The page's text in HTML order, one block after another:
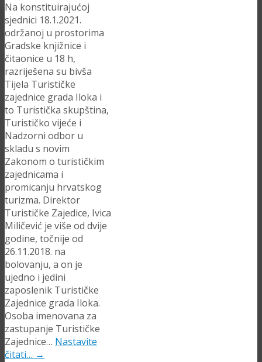
Na konstituirajućoj
sjednici 18.1.2021.
održanoj u prostorima
Gradske knjižnice i
čitaonice u 18 h,
razriješena su bivša
Tijela Turističke
zajednice grada Iloka i
to Turistička skupština,
Turističko vijeće i
Nadzorni odbor u
skladu s novim
Zakonom o turističkim
zajednicama i
promicanju hrvatskog
turizma. Direktor
Turističke Zajedice, Ivica
Miličević je više od dvije
godine, točnije od
26.11.2018. na
bolovanju, a on je
ujedno i jedini
zaposlenik Turističke
Zajednice grada Iloka.
Osoba imenovana za
zastupanje Turističke
Zajednice… Nastavite
čitati… →